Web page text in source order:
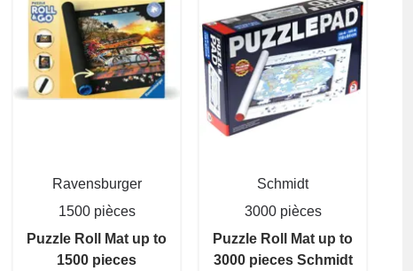
Ravensburger
1500 pièces
Puzzle Roll Mat up to
1500 pieces
Schmidt
3000 pièces
Puzzle Roll Mat up to
3000 pieces Schmidt